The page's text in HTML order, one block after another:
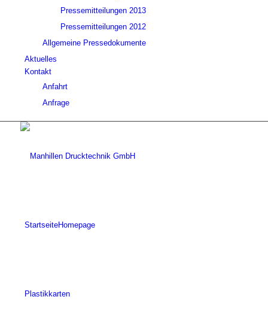
Pressemitteilungen 2013
Pressemitteilungen 2012
Allgemeine Pressedokumente
Aktuelles
Kontakt
Anfahrt
Anfrage
StartseiteHomepage
Plastikkarten